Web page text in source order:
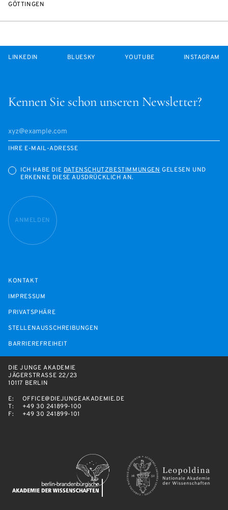
GÖTTINGEN
Kennen Sie schon unseren Newsletter?
IHRE E-MAIL-ADRESSE
ICH HABE DIEDATENSCHUTZBESTIMMUNGENGELESEN UND
ERKENNE DIESE AUSDRÜCKLICH AN.
ANMELDEN
LINKEDIN BLUESKY YOUTUBE INSTAGRAM
KONTAKT
IMPRESSUM
PRIVATSPHÄRE
STELLENAUSSCHREIBUNGEN
BARRIEREFREIHEIT
DIE JUNGE AKADEMIE
JÄGERSTRASSE 22/23
10117 BERLIN
E:
OFFICE@DIEJUNGEAKADEMIE.DE
T:
+49 30 241899-100
F:
+49 30 241899-101